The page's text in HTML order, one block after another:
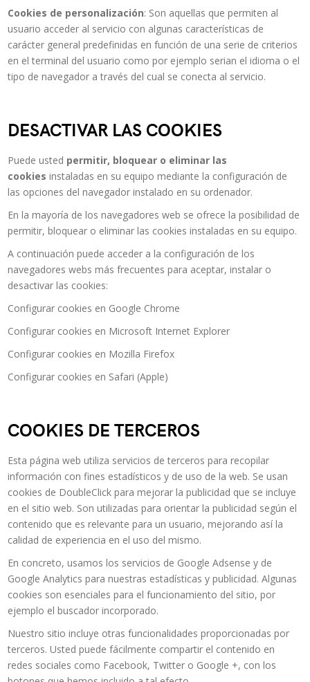
Cookies de personalización: Son aquellas que permiten al
usuario acceder al servicio con algunas características de
carácter general predefinidas en función de una serie de criterios
en el terminal del usuario como por ejemplo serian el idioma o el
tipo de navegador a través del cual se conecta al servicio.
DESACTIVAR LAS COOKIES
Puede usted permitir, bloquear o eliminar las
cookies instaladas en su equipo mediante la configuración de
las opciones del navegador instalado en su ordenador.
En la mayoría de los navegadores web se ofrece la posibilidad de
permitir, bloquear o eliminar las cookies instaladas en su equipo.
A continuación puede acceder a la configuración de los
navegadores webs más frecuentes para aceptar, instalar o
desactivar las cookies:
Configurar cookies en Google Chrome
Configurar cookies en Microsoft Internet Explorer
Configurar cookies en Mozilla Firefox
Configurar cookies en Safari (Apple)
COOKIES DE TERCEROS
Esta página web utiliza servicios de terceros para recopilar
información con fines estadísticos y de uso de la web. Se usan
cookies de DoubleClick para mejorar la publicidad que se incluye
en el sitio web. Son utilizadas para orientar la publicidad según el
contenido que es relevante para un usuario, mejorando así la
calidad de experiencia en el uso del mismo.
En concreto, usamos los servicios de Google Adsense y de
Google Analytics para nuestras estadísticas y publicidad. Algunas
cookies son esenciales para el funcionamiento del sitio, por
ejemplo el buscador incorporado.
Nuestro sitio incluye otras funcionalidades proporcionadas por
terceros. Usted puede fácilmente compartir el contenido en
redes sociales como Facebook, Twitter o Google +, con los